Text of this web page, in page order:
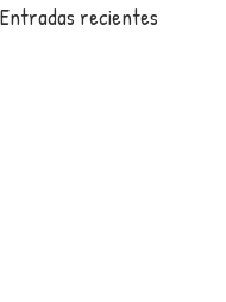
Entradas recientes